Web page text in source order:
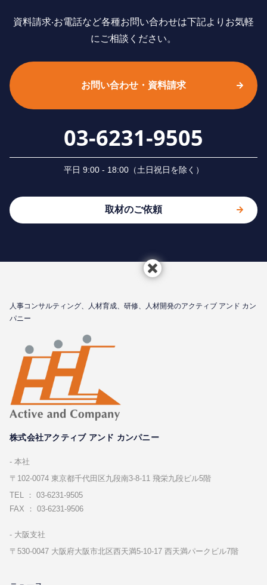
資料請求‧お電話など各種お問い合わせは下記よりお気軽
にご相談ください。
お問い合わせ・資料請求
03-6231-9505
平⽇ 9:00 - 18:00（⼟⽇祝⽇を除く）
取材のご依頼
⼈事コンサルティング、⼈材育成、研修、⼈材開発のアクティブ アンド カン
パニー
株式会社アクティブ アンド カンパニー
本社
〒102-0074 東京都千代⽥区九段南3-8-11 飛栄九段ビル5階
TEL ： 03-6231-9505
FAX ： 03-6231-9506
⼤阪⽀社
〒530-0047 ⼤阪府⼤阪市北区⻄天満5-10-17 ⻄天満パークビル7階